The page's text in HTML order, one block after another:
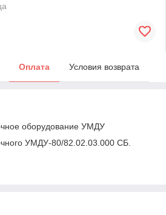
Оплата Условия возврата
оборудование УМДУ
УМДУ-80/82.02.03.000 СБ.